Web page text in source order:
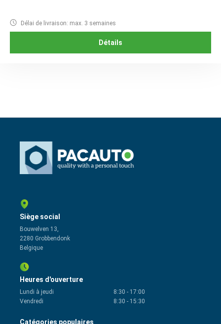
Délai de livraison: max. 3 semaines
Détails
Siège social
Bouwelven 13,
2280 Grobbendonk
Belgique
Heures d'ouverture
Lundi à jeudi 8:30 - 17:00
Vendredi
8:30 - 15:30
Catégories populaires